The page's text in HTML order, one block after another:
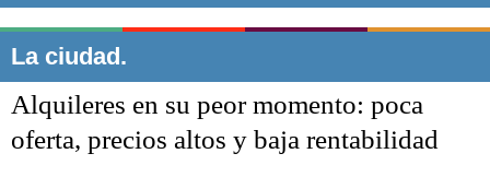
Punta Alta
El mundo
Seguridad
Opinión
La ciudad.
Alquileres en su peor momento: poca
oferta, precios altos y baja rentabilidad